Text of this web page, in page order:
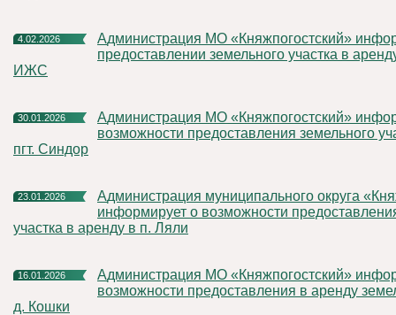
4.02.2026
Администрация МО «Княжпогостский» информирует о
предоставлении земельного участка в
ИЖС
30.01.2026
Администрация МО «Княжпогостский» информирует о
возможности предоставления земельного
пгт. Синдор
23.01.2026
Администрация муниципального округа «Княжпогостский»
информирует о возможности
участка в аренду в п. Ляли
16.01.2026
Администрация МО «Княжпогостский» информирует о
возможности предоставления в аренду
д. Кошки